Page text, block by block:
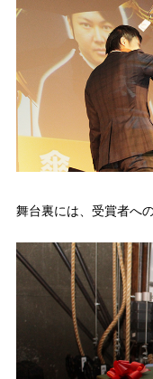
舞台裏には、受賞者へ